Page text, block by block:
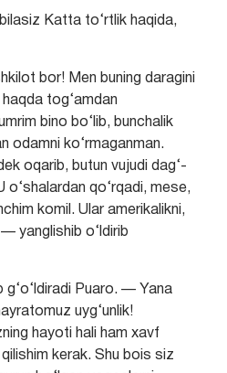
Katta to‘rtlik haqida,
bor! Men buning daragini
tog‘amdan
bino bo‘lib, bunchalik
odamni ko‘rmaganman.
oqarib, butun vujudi dag‘-
o‘shalardan qo‘rqadi, mese,
komil. Ular amerikalikni,
yanglishib o‘ldirib
Puaro. — Yana
uyg‘unlik!
hayoti hali ham xavf
kerak. Shu bois siz